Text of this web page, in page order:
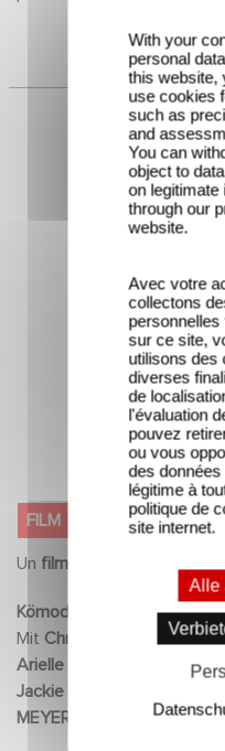
FILM ALBERT
Un film Hervé PALUD
Kömodie
Mit Christian CLAVIER,
Arielle DOMBASLE, PRISCILLA, Bernard FARCY,
Jackie BERROYER, Ged
MEYER, Patrick MILLE,
on legitimate
through our
website.
Avec votre
collectons
personnelles
sur ce site,
utilisons des
diverses
pouvez
ou vous
des
légitime à
politique de
site internet.
Alle